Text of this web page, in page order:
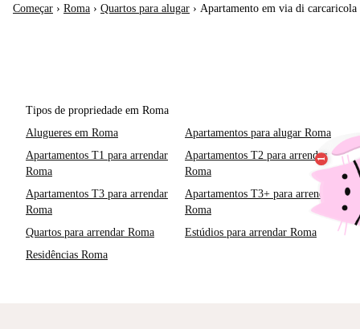
Começar › Roma › Quartos para alugar › Apartamento em via di carcaricola
Tipos de propriedade em Roma
Alugueres em Roma
Apartamentos para alugar Roma
Apartamentos T1 para arrendar
Roma
Apartamentos T2 para arrendar
Roma
Apartamentos T3 para arrendar
Roma
Apartamentos T3+ para arrendar
Roma
Quartos para arrendar Roma
Estúdios para arrendar Roma
Residências Roma